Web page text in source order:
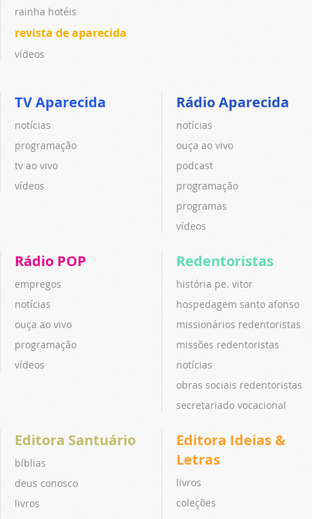
rainha hotéis
revista de aparecida
vídeos
TV Aparecida
notícias
programação
tv ao vivo
vídeos
Rádio Aparecida
notícias
ouça ao vivo
podcast
programação
programas
vídeos
Rádio POP
empregos
notícias
ouça ao vivo
programação
vídeos
Redentoristas
história pe. vitor
hospedagem santo afonso
missionários redentoristas
missões redentoristas
notícias
obras sociais redentoristas
secretariado vocacional
Editora Santuário
bíblias
deus conosco
livros
Editora Ideias &
Letras
livros
coleções